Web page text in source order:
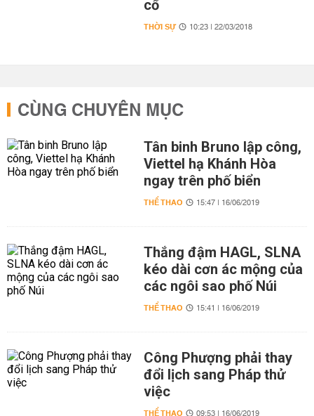
cổ
THỜI SỰ 10:23 | 22/03/2018
CÙNG CHUYÊN MỤC
Tân binh Bruno lập công,
Viettel hạ Khánh Hòa
ngay trên phố biển
THỂ THAO 15:47 | 16/06/2019
Thắng đậm HAGL, SLNA
kéo dài cơn ác mộng của
các ngôi sao phố Núi
THỂ THAO 15:41 | 16/06/2019
Công Phượng phải thay
đổi lịch sang Pháp thử
việc